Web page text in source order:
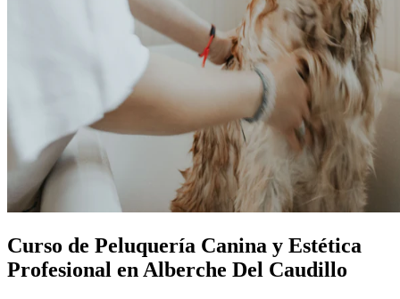
Curso de Peluquería Canina y Estética
Profesional en Alberche Del Caudillo